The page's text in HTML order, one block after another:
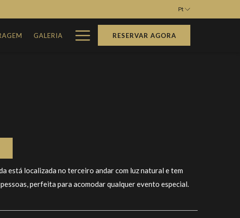
Pt
GALERIA Hamburger
Menu
RESERVAR AGORA
está localizada no terceiro andar com luz natural e tem
perfeita para acomodar qualquer evento especial.